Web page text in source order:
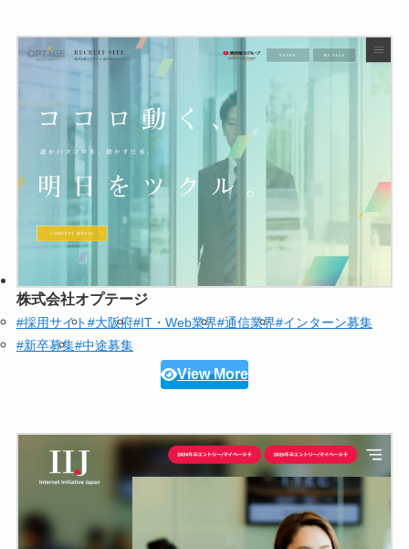
株式会社オプテージ
#採用サイト#大阪府#IT・Web業界#通信業界#インターン募集
#新卒募集#中途募集
View More